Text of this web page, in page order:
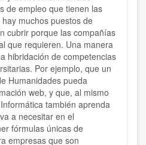
de empleo que tienen las
muchos puestos de
cubrir porque las compañías
que requieren. Una manera
hibridación de competencias
Por ejemplo, que un
Humanidades pueda
web, y que, al mismo
también aprenda
a necesitar en el
fórmulas únicas de
empresas que son